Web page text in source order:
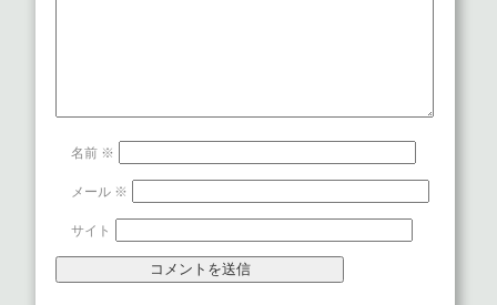
名前 ※
メール ※
サイト